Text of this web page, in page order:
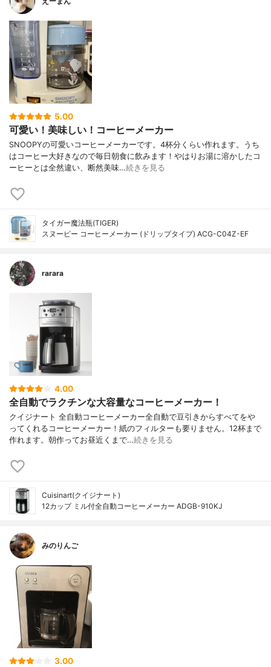
5.00
可愛い！美味しい！コーヒーメーカー
SNOOPYの可愛いコーヒーメーカーです。4杯分くらい作れます。うち
はコーヒー大好きなので毎日朝食に飲みます！やはりお湯に溶かしたコ
ーヒーとは全然違い、断然美味…続きを見る
タイガー魔法瓶(TIGER)
スヌーピー コーヒーメーカー (ドリップタイプ) ACG-C04Z-EF
rarara
4.00
全自動でラクチンな大容量なコーヒーメーカー！
クイジナート 全自動コーヒーメーカー全自動で豆引きからすべてをや
ってくれるコーヒーメーカー！紙のフィルターも要りません。12杯まで
作れます。朝作ってお昼近くまで…続きを見る
Cuisinart(クイジナート)
12カップ ミル付全自動コーヒーメーカー ADGB-910KJ
みのりんご
3.00